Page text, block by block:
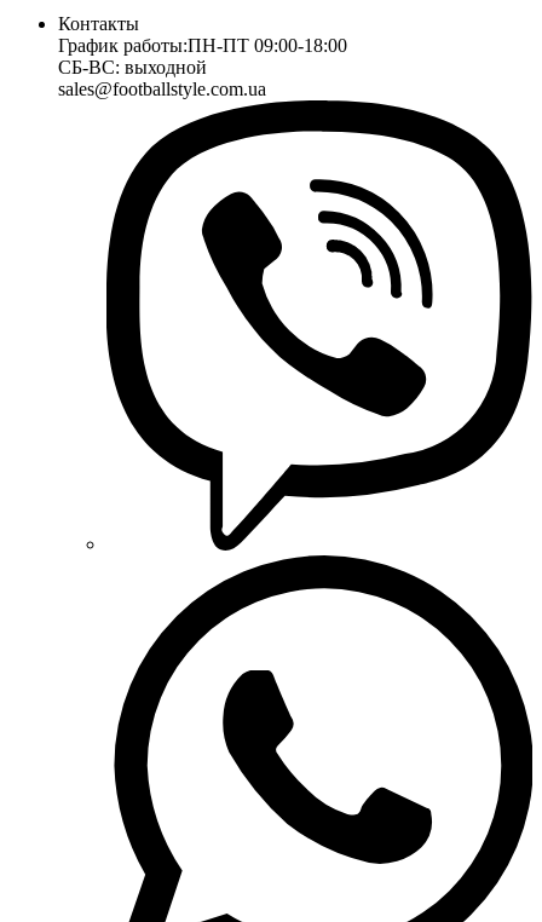
Контакты
График работы:ПН-ПТ 09:00-18:00
СБ-ВС: выходной
sales@footballstyle.com.ua